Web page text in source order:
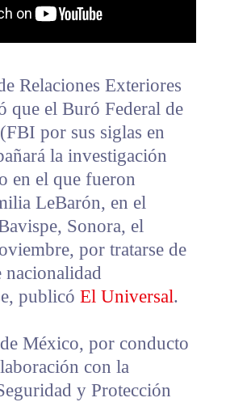
Relaciones Exteriores
que el Buró Federal de
por sus siglas en
la investigación
en el que fueron
LeBarón, en el
Sonora, el
por tratarse de
nacionalidad
publicó El Universal.
México, por conducto
con la
y Protección